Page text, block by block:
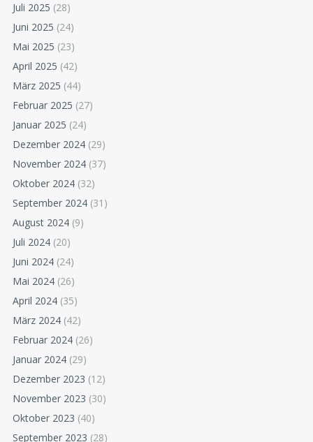
Juli 2025 (28)
Juni 2025 (24)
Mai 2025 (23)
April 2025 (42)
März 2025 (44)
Februar 2025 (27)
Januar 2025 (24)
Dezember 2024 (29)
November 2024 (37)
Oktober 2024 (32)
September 2024 (31)
August 2024 (9)
Juli 2024 (20)
Juni 2024 (24)
Mai 2024 (26)
April 2024 (35)
März 2024 (42)
Februar 2024 (26)
Januar 2024 (29)
Dezember 2023 (12)
November 2023 (30)
Oktober 2023 (40)
September 2023 (28)